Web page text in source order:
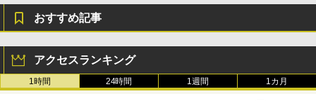
おすすめ記事
アクセスランキング
1時間 24時間 1週間 1カ月